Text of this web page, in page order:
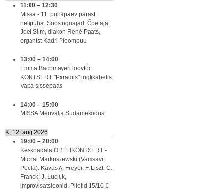
11:00 – 12:30
Missa - 11. pühapäev pärast
nelipüha. Soosinguajad. Õpetaja
Joel Siim, diakon Renè Paats,
organist Kadri Ploompuu
13:00 – 14:00
Emma Bachmayeri loovtöö
KONTSERT "Paradiis" inglikabelis.
Vaba sissepääs
14:00 – 15:00
MISSA Merivälja Südamekodus
K, 12. aug 2026
19:00 – 20:00
Kesknädala ORELIKONTSERT -
Michal Markuszewski (Varssavi,
Poola). Kavas A. Freyer, F. Liszt, C.
Franck, J. Łuciuk,
improvisatsioonid. Piletid 15/10 €